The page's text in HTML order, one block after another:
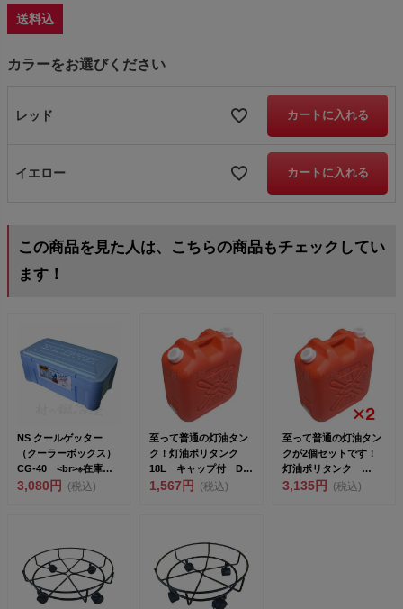
送料込
カラーをお選びください
レッド カートに入れる
イエロー カートに入れる
この商品を見た人は、こちらの商品もチェックしてい
ます！
NS クールゲッター
（クーラーボックス）
CG-40 <br>※在庫な
く...
3,080円 (税込)
至って普通の灯油タン
ク！灯油ポリタンク
18L キャップ付 D-
18
1,567円 (税込)
至って普通の灯油タン
クが2個セットです！
灯油ポリタンク
18L×2個組 キャップ
3,135円 (税込)